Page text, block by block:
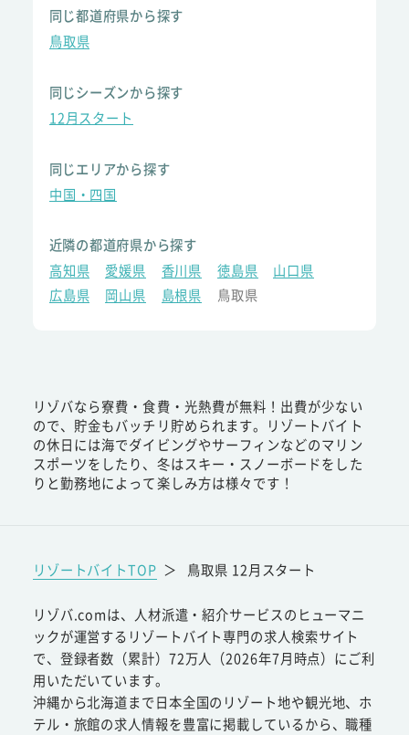
同じ都道府県から探す
鳥取県
同じシーズンから探す
12月スタート
同じエリアから探す
中国・四国
近隣の都道府県から探す
高知県
愛媛県 香川県 徳島県
山口県
広島県
岡山県 島根県 鳥取県
リゾバなら寮費・食費・光熱費が無料！出費が少ない
ので、貯金もバッチリ貯められます。リゾートバイト
の休日には海でダイビングやサーフィンなどのマリン
スポーツをしたり、冬はスキー・スノーボードをした
りと勤務地によって楽しみ方は様々です！
リゾートバイトTOP ＞ 鳥取県 12月スタート
リゾバ.comは、人材派遣・紹介サービスのヒューマニ
ックが運営するリゾートバイト専門の求人検索サイト
で、登録者数（累計）72万人（2026年7月時点）にご利
用いただいています。
沖縄から北海道まで日本全国のリゾート地や観光地、ホ
テル・旅館の求人情報を豊富に掲載しているから、職種